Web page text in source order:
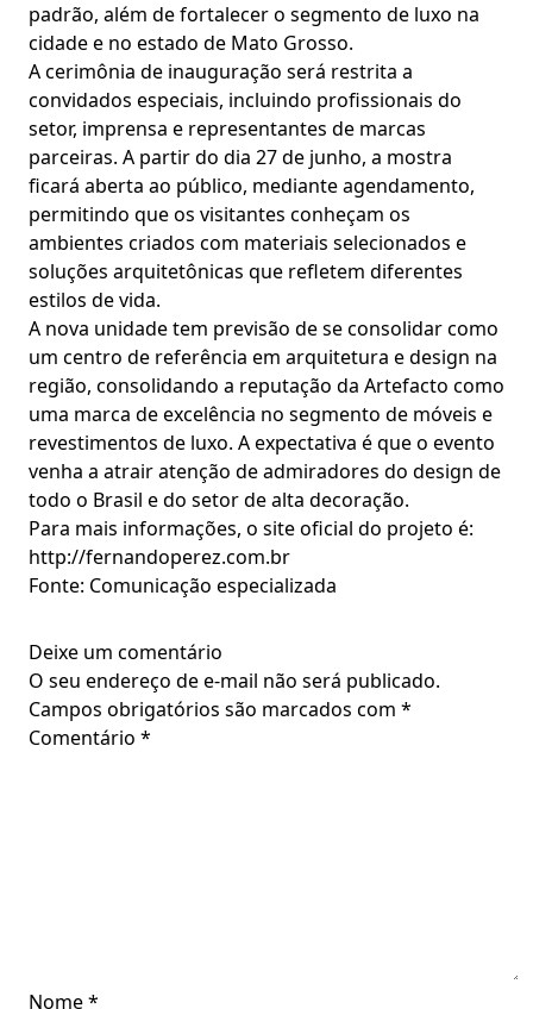
padrão, além de fortalecer o segmento de luxo na
cidade e no estado de Mato Grosso.
A cerimônia de inauguração será restrita a
convidados especiais, incluindo profissionais do
setor, imprensa e representantes de marcas
parceiras. A partir do dia 27 de junho, a mostra
ficará aberta ao público, mediante agendamento,
permitindo que os visitantes conheçam os
ambientes criados com materiais selecionados e
soluções arquitetônicas que refletem diferentes
estilos de vida.
A nova unidade tem previsão de se consolidar como
um centro de referência em arquitetura e design na
região, consolidando a reputação da Artefacto como
uma marca de excelência no segmento de móveis e
revestimentos de luxo. A expectativa é que o evento
venha a atrair atenção de admiradores do design de
todo o Brasil e do setor de alta decoração.
Para mais informações, o site oficial do projeto é:
http://fernandoperez.com.br
Fonte: Comunicação especializada
Deixe um comentário
O seu endereço de e-mail não será publicado.
Campos obrigatórios são marcados com *
Comentário *
Nome*